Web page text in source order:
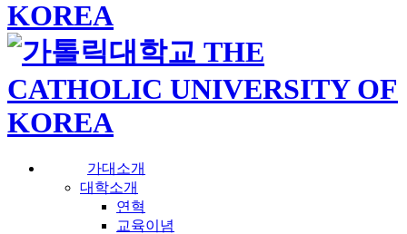
가대소개
대학소개
연혁
교육이념